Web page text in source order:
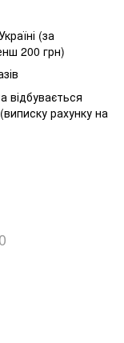
(за
200 грн)
відбувається
рахунку на